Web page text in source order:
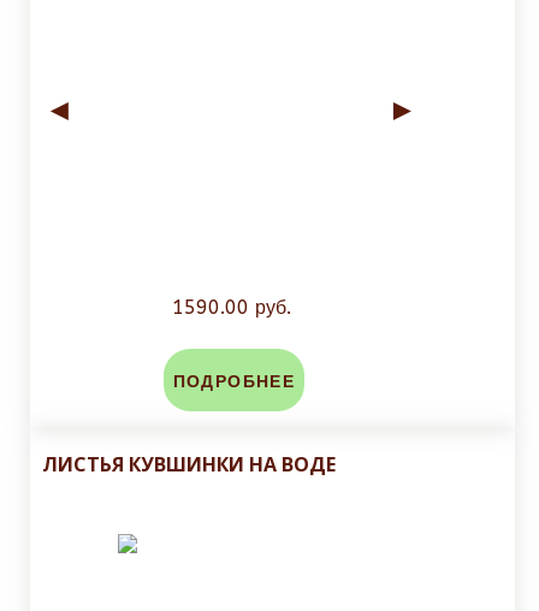
◄ ►
1590.00 руб.
ПОДРОБНЕЕ
ЛИСТЬЯ КУВШИНКИ НА ВОДЕ